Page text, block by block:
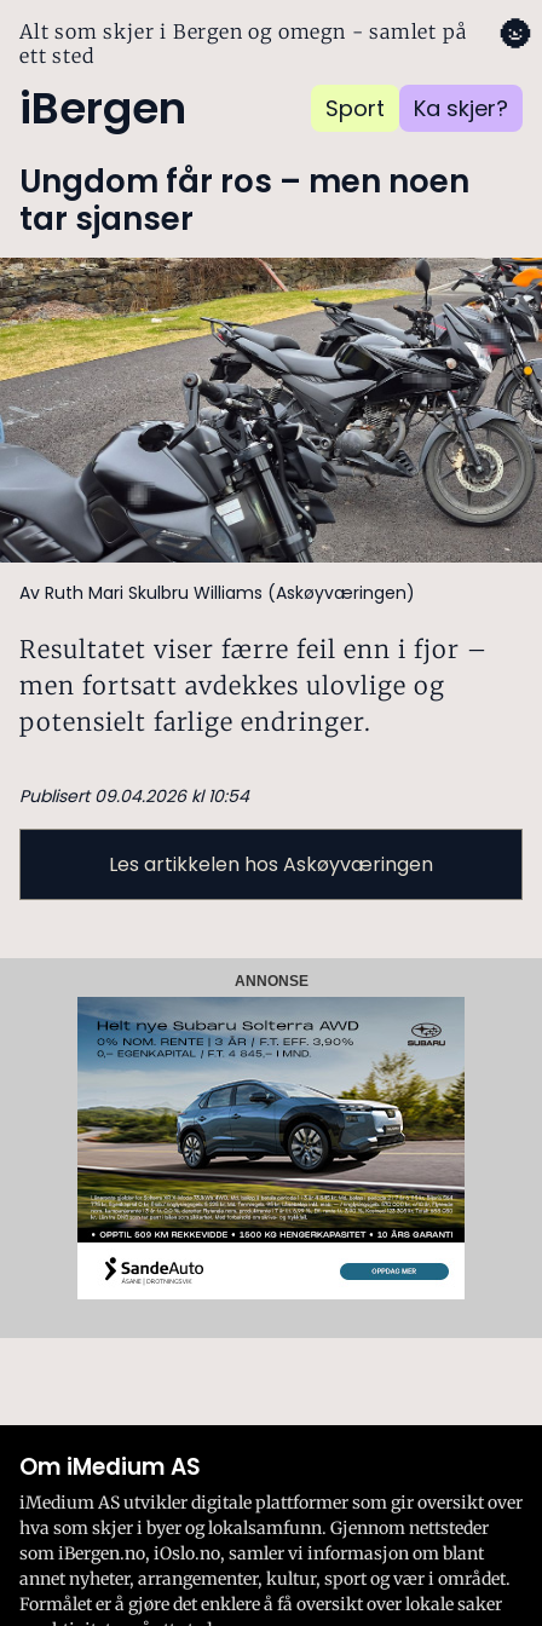
Alt som skjer i Bergen og omegn - samlet på
ett sted
iBergen Sport Ka skjer?
🌚
Ungdom får ros – men noen
tar sjanser
Av Ruth Mari Skulbru Williams (Askøyværingen)
Resultatet viser færre feil enn i fjor –
men fortsatt avdekkes ulovlige og
potensielt farlige endringer.
Publisert 09.04.2026 kl 10:54
Les artikkelen hos Askøyværingen
ANNONSE
Om iMedium AS
iMedium AS utvikler digitale plattformer som gir oversikt over
hva som skjer i byer og lokalsamfunn. Gjennom nettsteder
som iBergen.no, iOslo.no, samler vi informasjon om blant
annet nyheter, arrangementer, kultur, sport og vær i området.
Formålet er å gjøre det enklere å få oversikt over lokale saker